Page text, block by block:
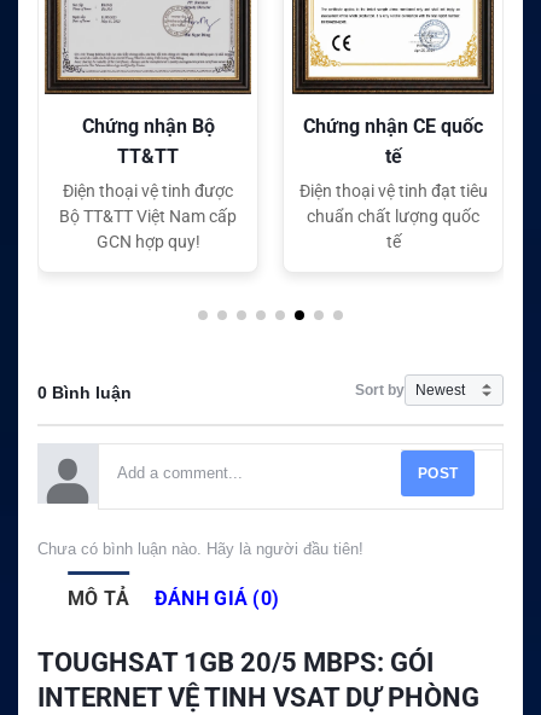
Chứng nhận CE quốc
tế
Điện thoại vệ tinh đạt tiêu
chuẩn chất lượng quốc
tế
Chứng nhận FC quốc
tế
Điện thoại vệ tinh đạt tiêu
chuẩn chất lượng quốc
tế
0 Bình luận Sort by
POST
Chưa có bình luận nào. Hãy là người đầu tiên!
MÔ TẢ ĐÁNH GIÁ (0)
TOUGHSAT 1GB 20/5 MBPS: GÓI
INTERNET VỆ TINH VSAT DỰ PHÒNG